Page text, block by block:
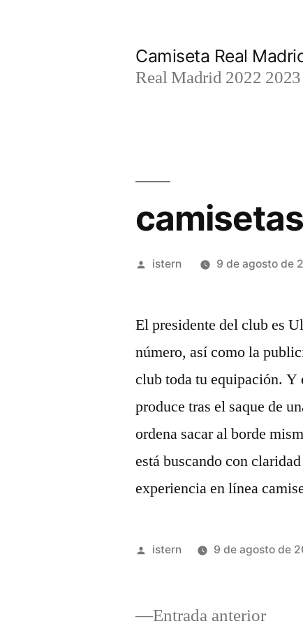
Camiseta Real
Real Madrid 2022
Publicado
istern 9 de agosto de
El presidente del club es
número, así como la
club toda tu equipación. Y
produce tras el saque de
ordena sacar al borde
está buscando con
experiencia en línea
Publicado
istern 9 de agosto de
Entrada anterior